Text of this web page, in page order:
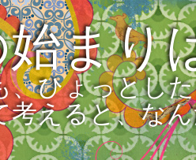
まり
、ひょっとし
えると、な